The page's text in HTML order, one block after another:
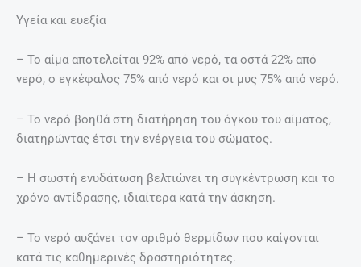
Υγεία και ευεξία
– Το αίμα αποτελείται 92% από νερό, τα οστά 22% από
νερό, ο εγκέφαλος 75% από νερό και οι μυς 75% από νερό.
– Το νερό βοηθά στη διατήρηση του όγκου του αίματος,
διατηρώντας έτσι την ενέργεια του σώματος.
– Η σωστή ενυδάτωση βελτιώνει τη συγκέντρωση και το
χρόνο αντίδρασης, ιδιαίτερα κατά την άσκηση.
– Το νερό αυξάνει τον αριθμό θερμίδων που καίγονται
κατά τις καθημερινές δραστηριότητες.